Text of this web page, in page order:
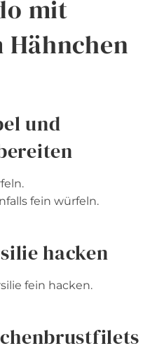
mit
Hähnchen
und
fein würfeln.
hacken
fein hacken.